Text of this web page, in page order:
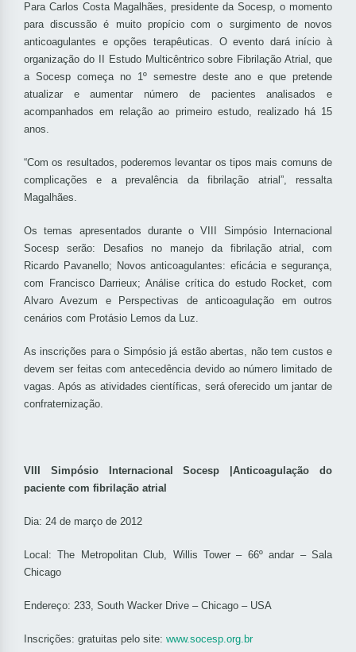
Para Carlos Costa Magalhães, presidente da Socesp, o momento
para discussão é muito propício com o surgimento de novos
anticoagulantes e opções terapêuticas. O evento dará início à
organização do II Estudo Multicêntrico sobre Fibrilação Atrial, que
a Socesp começa no 1º semestre deste ano e que pretende
atualizar e aumentar número de pacientes analisados e
acompanhados em relação ao primeiro estudo, realizado há 15
anos.
“Com os resultados, poderemos levantar os tipos mais comuns de
complicações e a prevalência da fibrilação atrial”, ressalta
Magalhães.
Os temas apresentados durante o VIII Simpósio Internacional
Socesp serão: Desafios no manejo da fibrilação atrial, com
Ricardo Pavanello; Novos anticoagulantes: eficácia e segurança,
com Francisco Darrieux; Análise crítica do estudo Rocket, com
Alvaro Avezum e Perspectivas de anticoagulação em outros
cenários com Protásio Lemos da Luz.
As inscrições para o Simpósio já estão abertas, não tem custos e
devem ser feitas com antecedência devido ao número limitado de
vagas. Após as atividades científicas, será oferecido um jantar de
confraternização.
VIII Simpósio Internacional Socesp |Anticoagulação do
paciente com fibrilação atrial
Dia: 24 de março de 2012
Local: The Metropolitan Club, Willis Tower – 66º andar – Sala
Chicago
Endereço: 233, South Wacker Drive – Chicago – USA
Inscrições: gratuitas pelo site: www.socesp.org.br